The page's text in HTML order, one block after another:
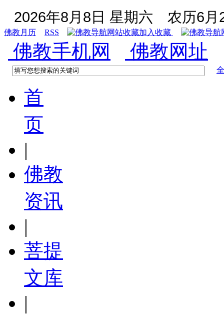
2026年8月8日 星期六 农历6月
佛教月历 RSS 加入收藏
佛教手机网 佛教网址
首
页
|
佛教
资讯
|
菩提
文库
|